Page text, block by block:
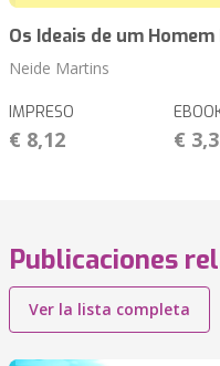
Os Ideais de um
Neide Martins
IMPRESO
€ 8,12 €
Publicaciones
Ver la lista completa